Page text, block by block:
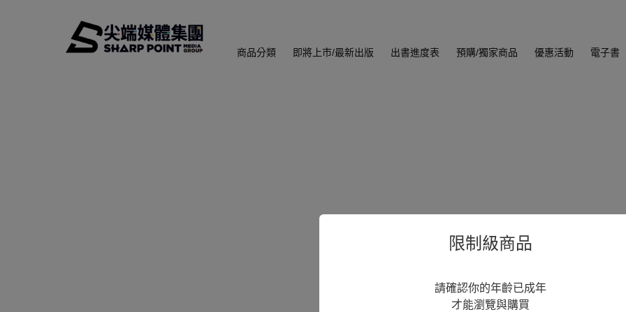
限制級商品
請確認你的年齡已成年
才能瀏覽與購買
商品分類 即將上市/最新出版 出書進度表 預購/獨家商品 優惠活動 電子書